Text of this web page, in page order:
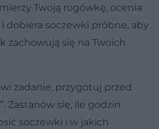
Twoją rogówkę, ocenia
dobiera soczewki próbne, aby
zachowują się na Twoich
zadanie, przygotuj przed
Zastanów się, ile godzin
soczewki i w jakich